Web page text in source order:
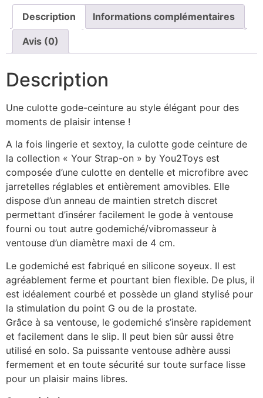
Description Informations complémentaires
Avis (0)
Description
Une culotte gode-ceinture au style élégant pour des
moments de plaisir intense !
A la fois lingerie et sextoy, la culotte gode ceinture de
la collection « Your Strap-on » by You2Toys est
composée d’une culotte en dentelle et microfibre avec
jarretelles réglables et entièrement amovibles. Elle
dispose d’un anneau de maintien stretch discret
permettant d’insérer facilement le gode à ventouse
fourni ou tout autre godemiché/vibromasseur à
ventouse d’un diamètre maxi de 4 cm.
Le godemiché est fabriqué en silicone soyeux. Il est
agréablement ferme et pourtant bien flexible. De plus, il
est idéalement courbé et possède un gland stylisé pour
la stimulation du point G ou de la prostate.
Grâce à sa ventouse, le godemiché s’insère rapidement
et facilement dans le slip. Il peut bien sûr aussi être
utilisé en solo. Sa puissante ventouse adhère aussi
fermement et en toute sécurité sur toute surface lisse
pour un plaisir mains libres.